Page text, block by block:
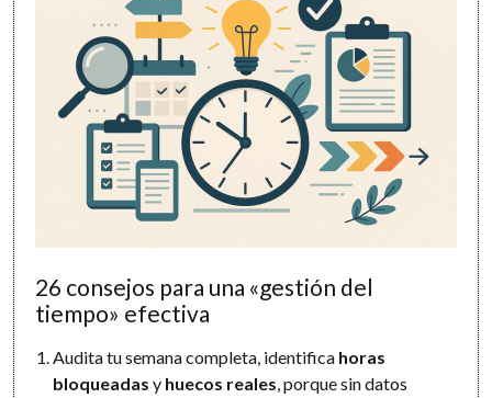
26 consejos para una «gestión del
tiempo» efectiva
Audita tu semana completa, identifica horas
bloqueadasy huecos reales, porque sin datos